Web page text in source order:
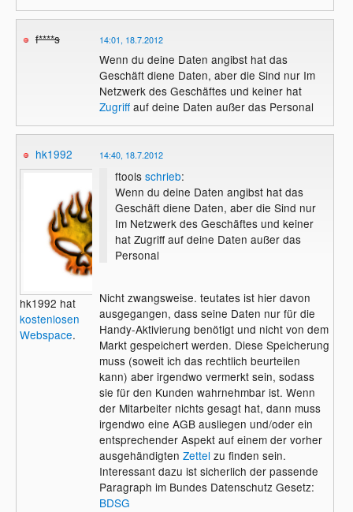
f****s 14:01, 18.7.2012
Wenn du deine Daten angibst hat das
Geschäft diene Daten, aber die Sind nur Im
Netzwerk des Geschäftes und keiner hat
Zugriffauf deine Daten außer das Personal
hk1992
hk1992 hat
kostenlosen
Webspace.
14:40, 18.7.2012
ftools schrieb:
Wenn du deine Daten angibst hat das
Geschäft diene Daten, aber die Sind nur
Im Netzwerk des Geschäftes und keiner
hat Zugriff auf deine Daten außer das
Personal
Nicht zwangsweise. teutates ist hier davon
ausgegangen, dass seine Daten nur für die
Handy-Aktivierung benötigt und nicht von dem
Markt gespeichert werden. Diese Speicherung
muss (soweit ich das rechtlich beurteilen
kann) aber irgendwo vermerkt sein, sodass
sie für den Kunden wahrnehmbar ist. Wenn
der Mitarbeiter nichts gesagt hat, dann muss
irgendwo eine AGB ausliegen und/oder ein
entsprechender Aspekt auf einem der vorher
ausgehändigten Zettel zu finden sein.
Interessant dazu ist sicherlich der passende
Paragraph im Bundes Datenschutz Gesetz:
BDSG